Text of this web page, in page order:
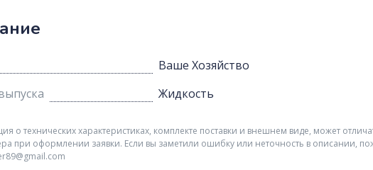
Ваше Хозяйство
Жидкость
о технических характеристиках, комплекте поставки и внешнем виде, может
при оформлении заявки. Если вы заметили ошибку или неточность в описании,